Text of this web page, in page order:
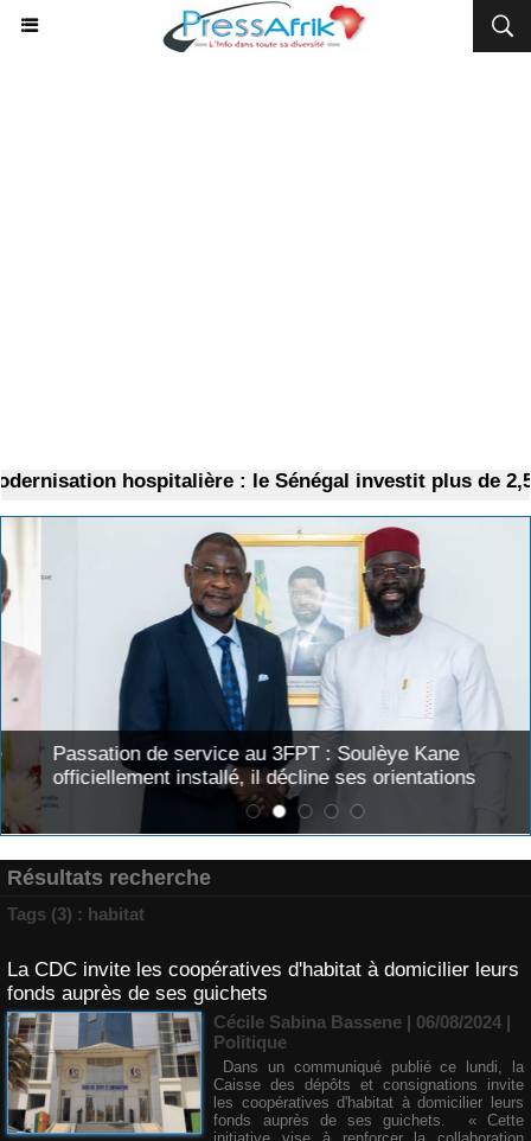
hospitalière : le Sénégal investit plus de 2,5
Passation de service au 3FPT : Soulèye Kane
officiellement installé, il décline ses orientations
Résultats recherche
Tags (3) : habitat
La CDC invite les coopératives d'habitat à domicilier leurs
fonds auprès de ses guichets
Cécile Sabina Bassene | 06/08/2024 |
Politique
Dans un communiqué publié ce lundi, la
Caisse des dépôts et consignations invite
les coopératives d'habitat à domicilier leurs
fonds auprès de ses guichets. « Cette
initiative vise à renforcer la collaboration